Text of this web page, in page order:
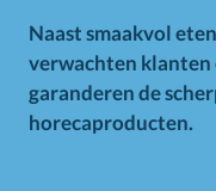
Naast smaakvol
verwachten
garanderen de
horecaproducten.